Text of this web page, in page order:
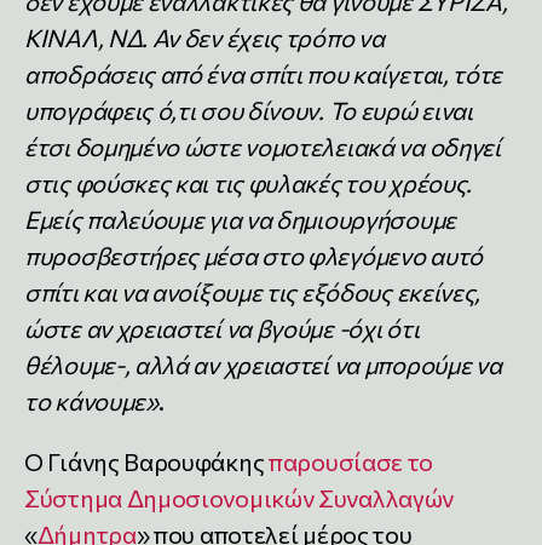
ΚΙΝΑΛ, ΝΔ. Αν δεν έχεις τρόπο να
αποδράσεις από ένα σπίτι που καίγεται, τότε
υπογράφεις ό,τι σου δίνουν. Το ευρώ ειναι
έτσι δομημένο ώστε νομοτελειακά να οδηγεί
στις φούσκες και τις φυλακές του χρέους.
Εμείς παλεύουμε για να δημιουργήσουμε
πυροσβεστήρες μέσα στο φλεγόμενο αυτό
σπίτι και να ανοίξουμε τις εξόδους εκείνες,
ώστε αν χρειαστεί να βγούμε -όχι ότι
θέλουμε-, αλλά αν χρειαστεί να μπορούμε να
το κάνουμε».
Ο Γιάνης Βαρουφάκηςπαρουσίασε το
Σύστημα Δημοσιονομικών Συναλλαγών
«Δήμητρα» που αποτελεί μέρος του